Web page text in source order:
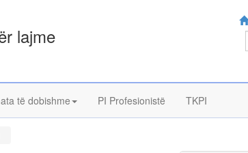
lajme
të dobishme PI Profesionistë TKPI